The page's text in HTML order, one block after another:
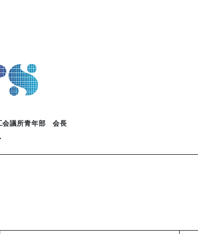
会議所青年部 会長